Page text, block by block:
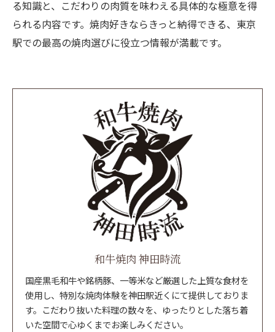
る知識と、こだわりの肉質を味わえる具体的な極意を得
られる内容です。焼肉好きならきっと納得できる、東京
駅での最高の焼肉選びに役立つ情報が満載です。
和牛焼肉 神田時流
国産黒毛和牛や銘柄豚、一等米など厳選した上質な食材を
使用し、特別な焼肉体験を神田駅近くにて提供しておりま
す。こだわり抜いた料理の数々を、ゆったりとした落ち着
いた空間で心ゆくまでお楽しみください。